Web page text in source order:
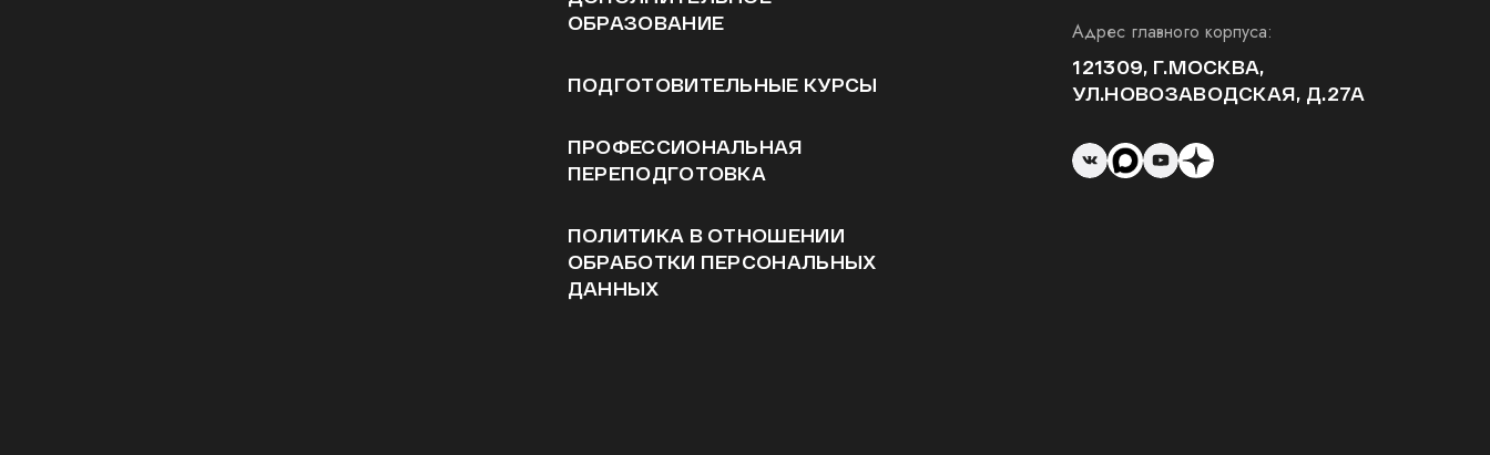
ОБРАЗОВАНИЕ
ПОДГОТОВИТЕЛЬНЫЕ КУРСЫ
ПРОФЕССИОНАЛЬНАЯ
ПЕРЕПОДГОТОВКА
ПОЛИТИКА В ОТНОШЕНИИ
ОБРАБОТКИ ПЕРСОНАЛЬНЫХ
ДАННЫХ
Адрес главного корпуса:
121309, Г.МОСКВА,
УЛ.НОВОЗАВОДСКАЯ, Д.27А